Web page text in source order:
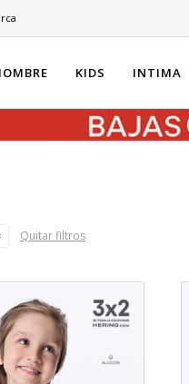
KIDS INTIMA
Quitar filtros